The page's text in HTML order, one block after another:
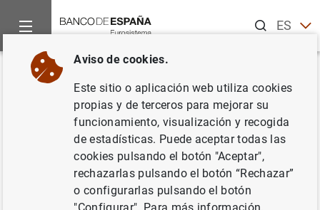
ESEN
Inicio Estadísticas
Volver
Modificación de la información
del Índice de Precios de
Consumo
Estadísticas económicas generales
Aviso de cookies.
Este sitio o aplicación web utiliza cookies
propias y de terceros para mejorar su
funcionamiento, visualización y recogida
de estadísticas. Puede aceptar todas las
cookies pulsando el botón "Aceptar",
rechazarlas pulsando el botón “Rechazar”
o configurarlas pulsando el botón